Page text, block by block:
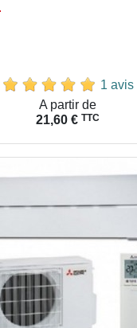
1 avis
A partir de
21,60 € TTC